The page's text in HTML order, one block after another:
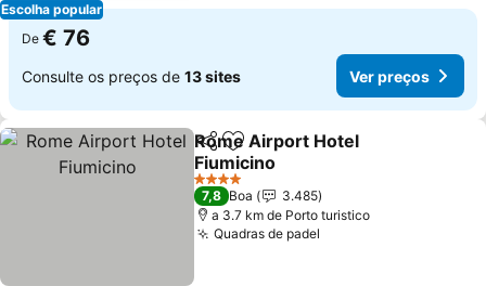
Escolha popular
De € 76
Consulte os preços de 13 sites Ver preços
PartilharAdicionar aos favoritos
Rome Airport Hotel
Fiumicino
4 Estrelas
7,8 Boa
3.485
a 3.7 km de Porto turistico
Quadras de padel